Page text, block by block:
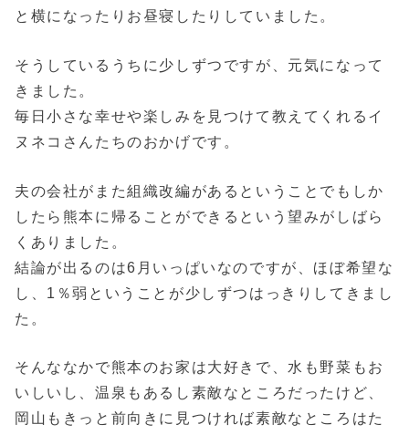
と横になったりお昼寝したりしていました。
そうしているうちに少しずつですが、元気になって
きました。
毎日小さな幸せや楽しみを見つけて教えてくれるイ
ヌネコさんたちのおかげです。
夫の会社がまた組織改編があるということでもしか
したら熊本に帰ることができるという望みがしばら
くありました。
結論が出るのは6月いっぱいなのですが、ほぼ希望な
し、1％弱ということが少しずつはっきりしてきまし
た。
そんななかで熊本のお家は大好きで、水も野菜もお
いしいし、温泉もあるし素敵なところだったけど、
岡山もきっと前向きに見つければ素敵なところはた